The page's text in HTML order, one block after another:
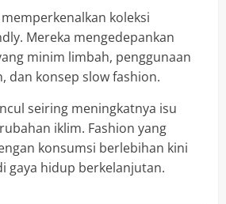
koleksi
Mereka mengedepankan
minim limbah, penggunaan
dan konsep slow fashion.
seiring meningkatnya isu
iklim. Fashion yang
konsumsi berlebihan kini
gaya hidup berkelanjutan.